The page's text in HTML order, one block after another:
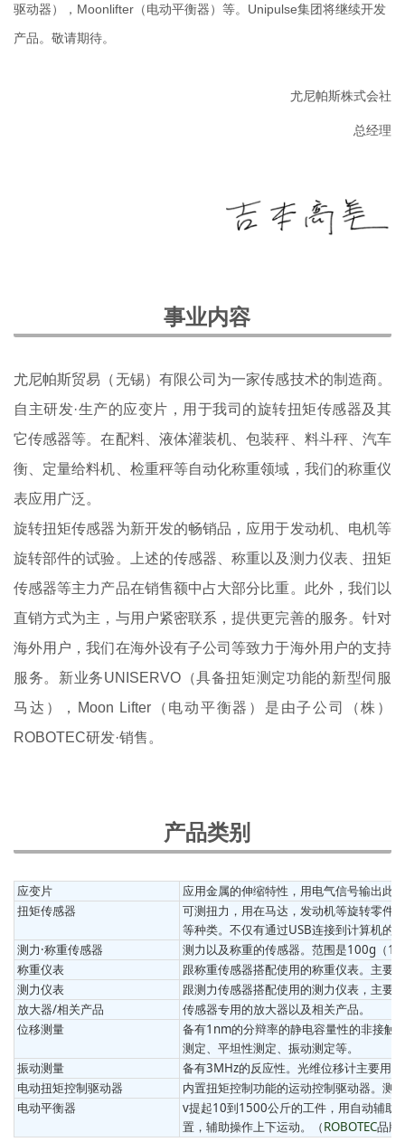
驱动器），Moonlifter（电动平衡器）等。Unipulse集团将继续开发
产品。敬请期待。
尤尼帕斯株式会社
总经理
事业内容
尤尼帕斯贸易（无锡）有限公司为一家传感技术的制造商。
自主研发·生产的应变片，用于我司的旋转扭矩传感器及其
它传感器等。在配料、液体灌装机、包装秤、料斗秤、汽车
衡、定量给料机、检重秤等自动化称重领域，我们的称重仪
表应用广泛。
旋转扭矩传感器为新开发的畅销品，应用于发动机、电机等
旋转部件的试验。上述的传感器、称重以及测力仪表、扭矩
传感器等主力产品在销售额中占大部分比重。此外，我们以
直销方式为主，与用户紧密联系，提供更完善的服务。针对
海外用户，我们在海外设有子公司等致力于海外用户的支持
服务。新业务UNISERVO（具备扭矩测定功能的新型伺服
马达），Moon Lifter（电动平衡器）是由子公司（株）
ROBOTEC研发·销售。
产品类别
应变片
应用金属的伸缩特性，用电气信号输出此
扭矩传感器
可测扭力，用在马达，发动机等旋转零件
等种类。不仅有通过USB连接到计算机的
测力·称重传感器
测力以及称重的传感器。范围是100g（
称重仪表
跟称重传感器搭配使用的称重仪表。主要
测力仪表
跟测力传感器搭配使用的测力仪表，主要
放大器/相关产品
传感器专用的放大器以及相关产品。
位移测量
备有1nm的分辩率的静电容量性的非接触
测定、平坦性测定、振动测定等。
振动测量
备有3MHz的反应性。光维位移计主要用
电动扭矩控制驱动器
内置扭矩控制功能的运动控制驱动器。测
电动平衡器
v提起10到1500公斤的工件，用自动辅助
置，辅助操作上下运动。（ROBOTEC品牌